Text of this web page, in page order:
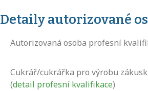
Detaily autorizované
Autorizovaná osoba profesní
Cukrář/cukrářka pro výrobu
(detail profesní kvalifikace)